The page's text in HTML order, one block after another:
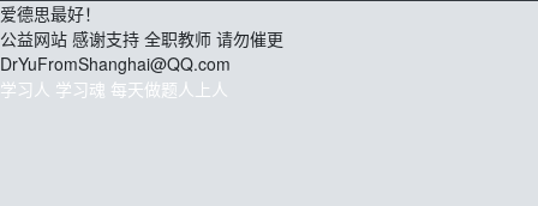
爱德思最好！
公益网站 感谢支持 全职教师 请勿催更
DrYuFromShanghai@QQ.com
学习人 学习魂 每天做题人上人